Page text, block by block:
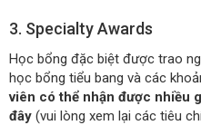
3. Specialty Awards
Học bổng đặc biệt được trao
học bổng tiểu bang và các
viên có thể nhận được nhiều
đây (vui lòng xem lại các tiêu